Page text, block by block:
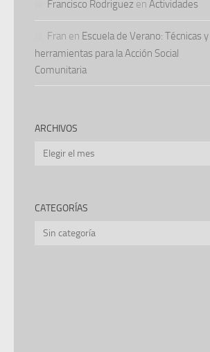
Francisco Rodriguez en Actividades
Fran en Escuela de Verano: Técnicas y
herramientas para la Acción Social
Comunitaria
ARCHIVOS
Archivos
CATEGORÍAS
Categorías